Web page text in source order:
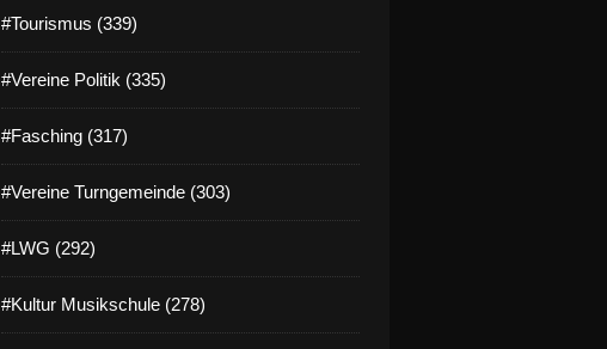
#Tourismus (339)
#Vereine Politik (335)
#Fasching (317)
#Vereine Turngemeinde (303)
#LWG (292)
#Kultur Musikschule (278)